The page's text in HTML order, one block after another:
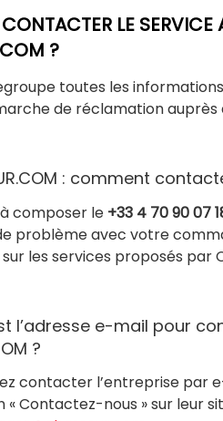
LE SERVICE
?
toutes les
de réclamation auprès
: comment
à composer le +33 4 70 90 07
problème avec votre
les services proposés par
l’adresse e-mail pour
?
contacter l’entreprise par
« Contactez-nous » sur leur